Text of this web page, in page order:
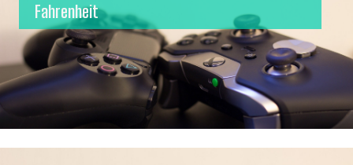
Fahrenheit